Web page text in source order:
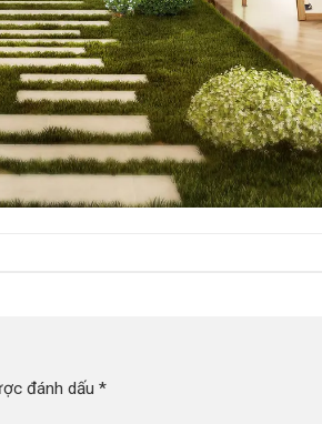
đánh dấu *